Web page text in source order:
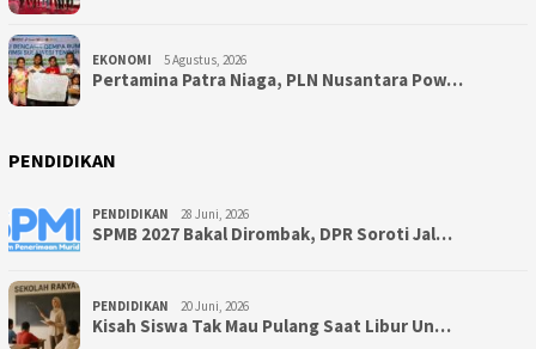
EKONOMI 5 Agustus, 2026
Pertamina Patra Niaga, PLN Nusantara Pow…
PENDIDIKAN
PENDIDIKAN 28 Juni, 2026
SPMB 2027 Bakal Dirombak, DPR Soroti Jal…
PENDIDIKAN 20 Juni, 2026
Kisah Siswa Tak Mau Pulang Saat Libur Un…